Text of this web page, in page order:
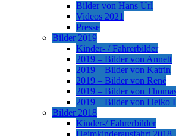
Bilder von Hans Url
Videos 2021
Presse
Bilder 2019
Kinder- / Fahrerbilder
2019 – Bilder von Annett
2019 – Bilder von Katrin
2019 – Bilder von René
2019 – Bilder von
2019 – Bilder von Heiko
Bilder 2018
Kinder-/ Fahrerbilder